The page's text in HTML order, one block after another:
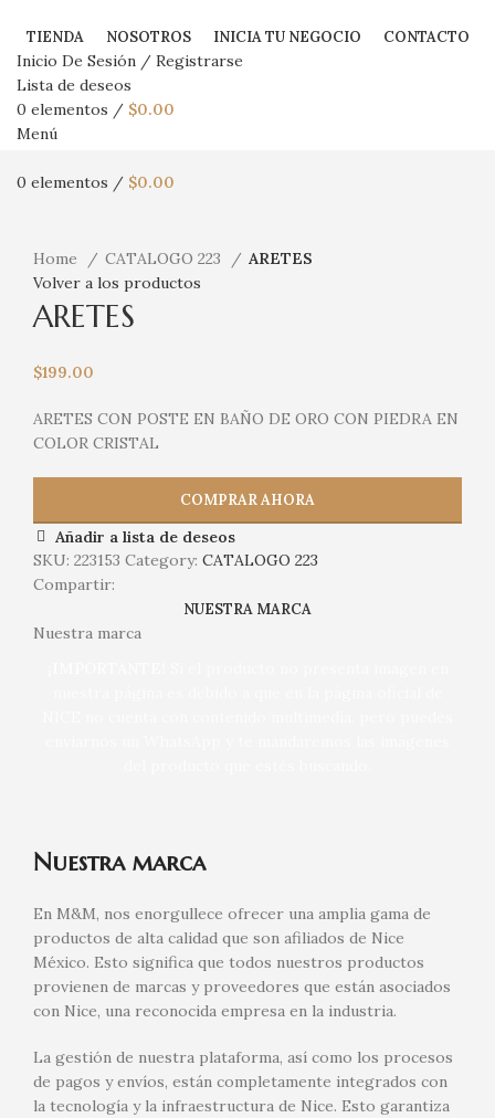
TIENDA NOSOTROS INICIA TU NEGOCIO CONTACTO
Inicio De Sesión / Registrarse
Lista de deseos
0 elementos / $0.00
Menú
0 elementos / $0.00
Home
CATALOGO 223
ARETES
Volver a los productos
ARETES
$199.00
ARETES CON POSTE EN BAÑO DE ORO CON PIEDRA EN
COLOR CRISTAL
COMPRAR AHORA
Añadir a lista de deseos
SKU: 223153 Category: CATALOGO 223
Compartir:
NUESTRA MARCA
Nuestra marca
Nuestra marca
En M&M, nos enorgullece ofrecer una amplia gama de
productos de alta calidad que son afiliados de Nice
México. Esto significa que todos nuestros productos
provienen de marcas y proveedores que están asociados
con Nice, una reconocida empresa en la industria.
La gestión de nuestra plataforma, así como los procesos
de pagos y envíos, están completamente integrados con
la tecnología y la infraestructura de Nice. Esto garantiza